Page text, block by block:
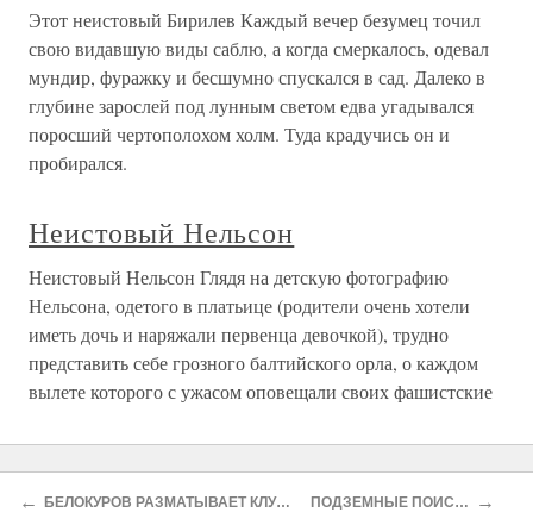
Этот неистовый Бирилев Каждый вечер безумец точил
свою видавшую виды саблю, а когда смеркалось, одевал
мундир, фуражку и бесшумно спускался в сад. Далеко в
глубине зарослей под лунным светом едва угадывался
поросший чертополохом холм. Туда крадучись он и
пробирался.
Неистовый Нельсон
Неистовый Нельсон Глядя на детскую фотографию
Нельсона, одетого в платьице (родители очень хотели
иметь дочь и наряжали первенца девочкой), трудно
представить себе грозного балтийского орла, о каждом
вылете которого с ужасом оповещали своих фашистские
←
БЕЛОКУРОВ РАЗМАТЫВАЕТ КЛУБОК ПОДЗЕМНЫЕ ПОИСКИ →